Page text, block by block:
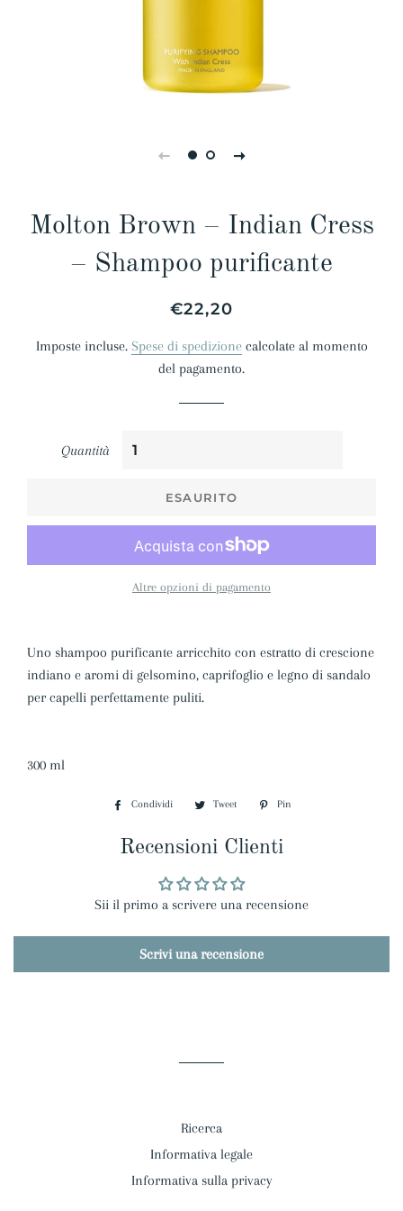
Molton Brown – Indian Cress
– Shampoo purificante
Prezzo
listino
Prezzo
€22,20
Imposte incluse. Spese di spedizionecalcolate al momento
del pagamento.
Quantità
ESAURITO
Altre opzioni di pagamento
Uno shampoo purificante arricchito con estratto di crescione
indiano e aromi di gelsomino, caprifoglio e legno di sandalo
per capelli perfettamente puliti.
300 ml
Condividi
Condividi
Facebook
Tweet
Twitta
Twitter
Pin
Recensioni Clienti
Sii il primo a scrivere una recensione
Scrivi una recensione
Ricerca
Informativa legale
Informativa sulla privacy